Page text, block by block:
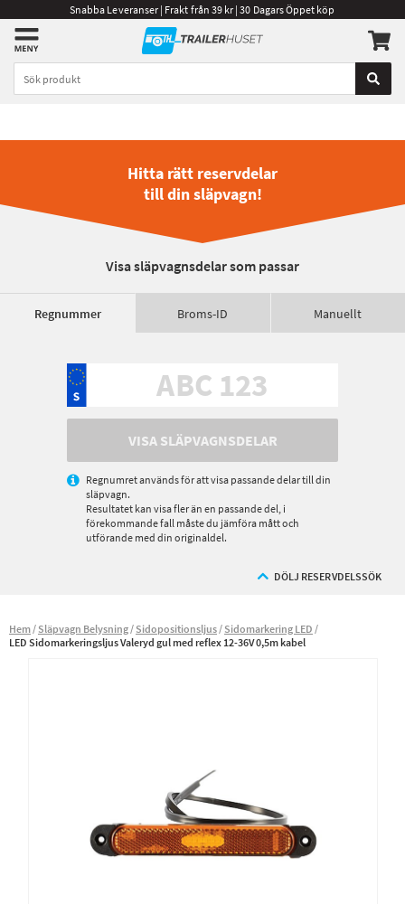
Snabba Leveranser | Frakt från 39 kr | 30 Dagars Öppet köp
Hitta rätt reservdelar
till din släpvagn!
Visa släpvagnsdelar som passar
Regnummer Broms-ID Manuellt
VISA SLÄPVAGNSDELAR
Regnumret används för att visa passande delar till din
släpvagn.
Resultatet kan visa fler än en passande del, i
förekommande fall måste du jämföra mått och
utförande med din originaldel.
DÖLJ RESERVDELSSÖK
Hem Släpvagn Belysning Sidopositionsljus Sidomarkering LED
LED Sidomarkeringsljus Valeryd gul med reflex 12-36V 0,5m kabel